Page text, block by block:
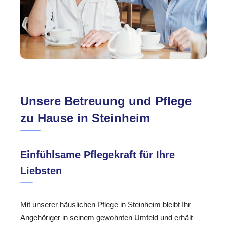
Unsere Betreuung und Pflege
zu Hause in Steinheim
Einfühlsame Pflegekraft für Ihre
Liebsten
Mit unserer häuslichen Pflege in Steinheim bleibt Ihr
Angehöriger in seinem gewohnten Umfeld und erhält